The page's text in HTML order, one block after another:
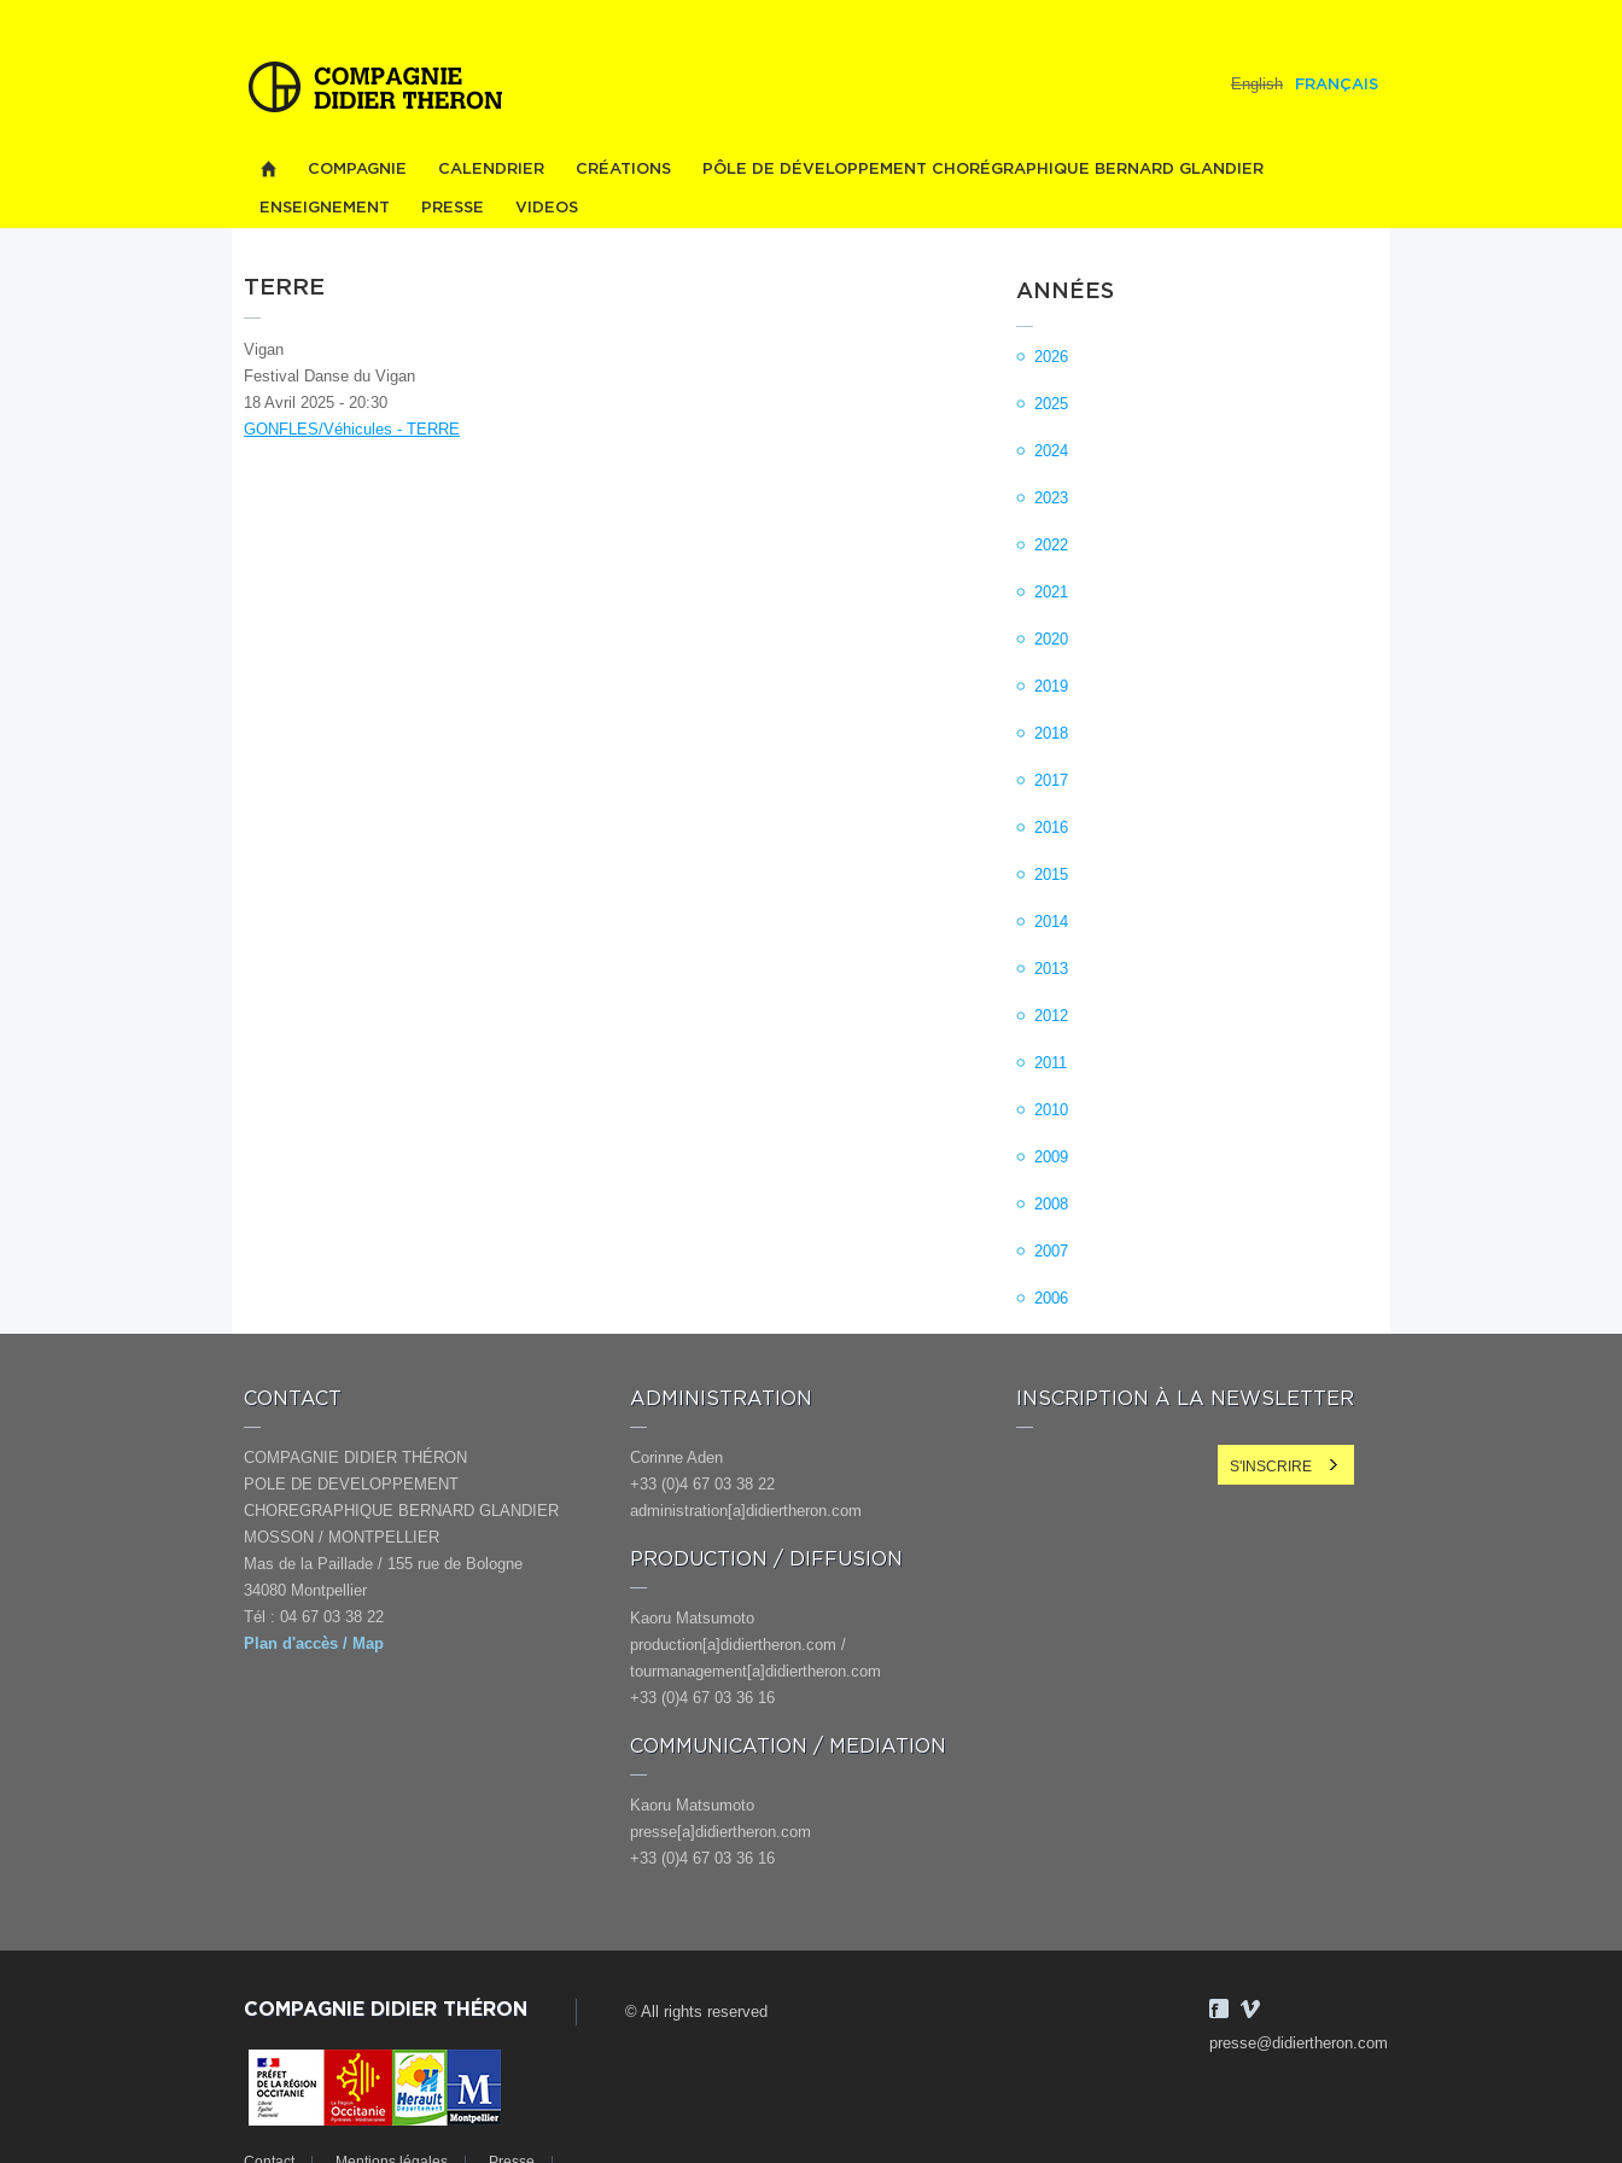
English
FRANÇAIS
COMPAGNIE CALENDRIER CRÉATIONS PÔLE DE DÉVELOPPEMENT CHORÉGRAPHIQUE BERNARD GLANDIER
ENSEIGNEMENT PRESSE VIDEOS
TERRE
Vigan
Festival Danse du Vigan
18 Avril 2025 - 20:30
GONFLES/Véhicules - TERRE
ANNÉES
2026
2025
2024
2023
2022
2021
2020
2019
2018
2017
2016
2015
2014
2013
2012
2011
2010
2009
2008
2007
2006
CONTACT
COMPAGNIE DIDIER THÉRON
POLE DE DEVELOPPEMENT
CHOREGRAPHIQUE BERNARD GLANDIER
MOSSON / MONTPELLIER
Mas de la Paillade / 155 rue de Bologne
34080 Montpellier
Tél : 04 67 03 38 22
Plan d'accès / Map
ADMINISTRATION
Corinne Aden
+33 (0)4 67 03 38 22
administration[a]didiertheron.com
PRODUCTION / DIFFUSION
Kaoru Matsumoto
production[a]didiertheron.com /
tourmanagement[a]didiertheron.com
+33 (0)4 67 03 36 16
COMMUNICATION / MEDIATION
Kaoru Matsumoto
presse[a]didiertheron.com
+33 (0)4 67 03 36 16
INSCRIPTION À LA NEWSLETTER
COMPAGNIE DIDIER THÉRON © All rights reserved
presse@didiertheron.com